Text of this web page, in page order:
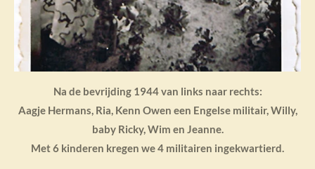
Na de bevrijding 1944 van links naar rechts:
Aagje Hermans, Ria, Kenn Owen een Engelse militair, Willy,
baby Ricky, Wim en Jeanne.
Met 6 kinderen kregen we 4 militairen ingekwartierd.